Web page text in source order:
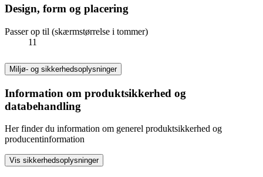
Design, form og placering
Passer op til (skærmstørrelse i tommer)
11
Miljø- og sikkerhedsoplysninger
Information om produktsikkerhed og
databehandling
Her finder du information om generel produktsikkerhed og
producentinformation
Vis sikkerhedsoplysninger